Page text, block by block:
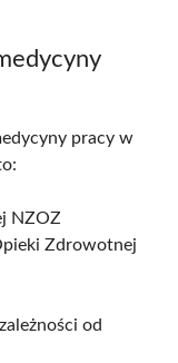
pracy w
NZOZ
Zdrowotnej
od